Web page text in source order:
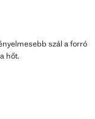
szál a forró
hőt.